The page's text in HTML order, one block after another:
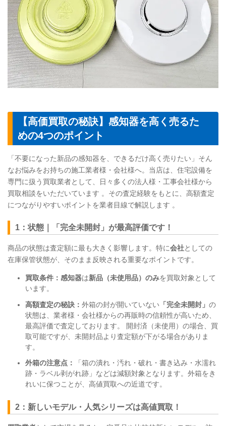
【高価買取の秘訣】感知器を高く売るた
めの4つのポイント
「不要になった新品の感知器を、できるだけ高く売りたい」そん
なお悩みをお持ちの施工業者様・会社様へ。当店は、住宅設備を
専門に扱う買取業者として、日々多くの法人様・工事会社様から
買取相談をいただいています 。その査定経験をもとに、高額査定
につながりやすいポイントを業者目線で解説します 。
1：状態｜「完全未開封」が最高評価です！
商品の状態は査定額に最も大きく影響します。特に会社としての
在庫保管状態が、そのまま反映される重要なポイントです。
買取条件：感知器は新品（未使用品）のみを買取対象として
います。
高額査定の秘訣： 外箱の封が開いていない 「完全未開封」 の
状態は、業者様・会社様からの再販時の信頼性が高いため、
最高評価で査定しております。 開封済（未使用）の場合、買
取可能ですが、未開封品より査定額が下がる場合がありま
す。
外箱の注意点：
「箱の潰れ・汚れ・破れ・書き込み・水濡れ
跡・ラベル剥がれ跡」などは減額対象となります。外箱をき
れいに保つことが、高値買取への近道です。
2：新しいモデル・人気シリーズは高値買取！